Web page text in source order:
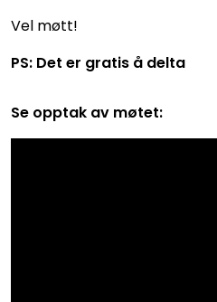
Vel møtt!
PS: Det er gratis å delta
Se opptak av møtet: